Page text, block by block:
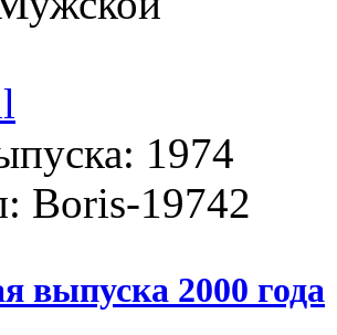
1974
Boris-19742
выпуска 2000 года